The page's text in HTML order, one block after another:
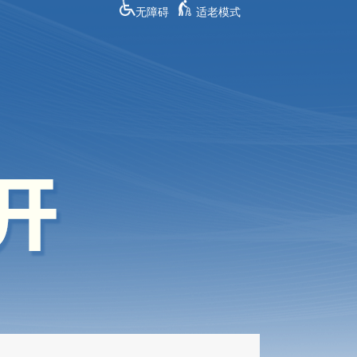
无障碍 适老模式